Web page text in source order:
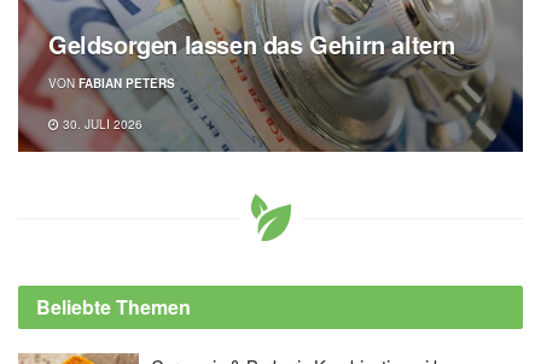
Geldsorgen lassen das Gehirn altern
VON FABIAN PETERS
30. JULI 2026
Beliebte Themen